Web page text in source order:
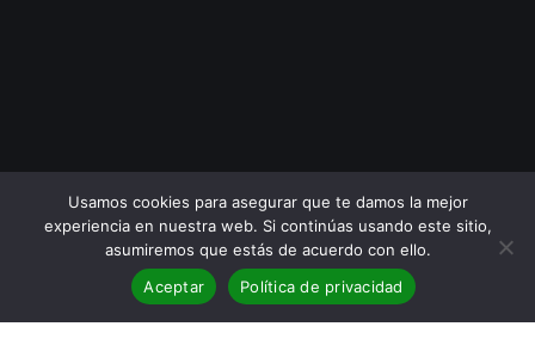
Usamos cookies para asegurar que te damos la mejor
experiencia en nuestra web. Si continúas usando este sitio,
asumiremos que estás de acuerdo con ello.
Aceptar
Política de privacidad